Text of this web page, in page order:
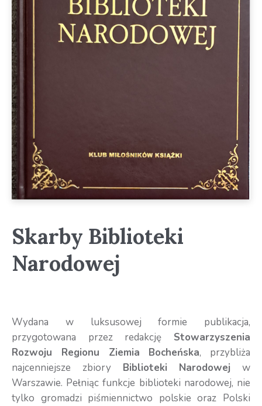
Skarby Biblioteki
Narodowej
Wydana w luksusowej formie publikacja,
przygotowana przez redakcję Stowarzyszenia
Rozwoju Regionu Ziemia Bocheńska, przybliża
najcenniejsze zbiory Biblioteki Narodowej w
Warszawie. Pełniąc funkcje biblioteki narodowej, nie
tylko gromadzi piśmiennictwo polskie oraz Polski